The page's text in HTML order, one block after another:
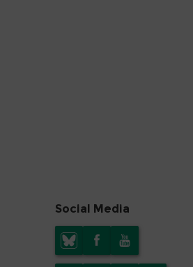
Social Media